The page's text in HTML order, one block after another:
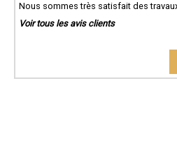
Nous sommes très satisfait des
Voir tous les avis clients